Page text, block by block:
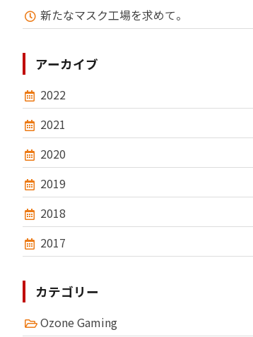
新たなマスク工場を求めて。
アーカイブ
2022
2021
2020
2019
2018
2017
カテゴリー
Ozone Gaming